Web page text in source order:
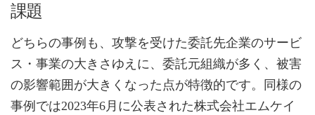
課題
どちらの事例も、攻撃を受けた委託先企業のサービ
ス・事業の大きさゆえに、委託元組織が多く、被害
の影響範囲が大きくなった点が特徴的です。同様の
事例では2023年6月に公表された株式会社エムケイ